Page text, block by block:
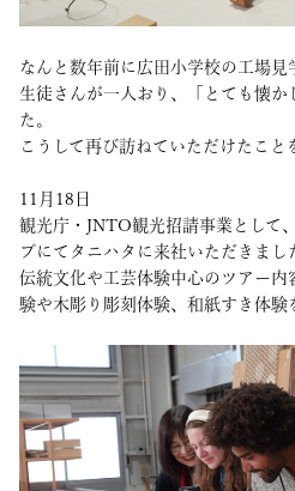
なんと数年前に広田小学校の工場見
生徒さんが一人おり、「とても懐か
た。
こうして再び訪ねていただけたこと
11月18日
観光庁・JNTO観光招請事業として
プにてタニハタに来社いただきまし
伝統文化や工芸体験中心のツアー内
験や木彫り彫刻体験、和紙すき体験